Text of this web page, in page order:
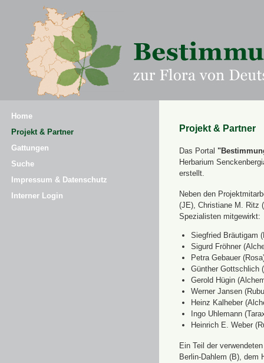
Home
Projekt & Partner
Gattungen
Suche
Impressum & Datenschutz
Interner Login
Projekt & Partner
Das Portal
Herbarium
erstellt.
Neben den
(JE), Christiane M. Ritz
Spezialisten mitgewirkt:
Siegfried Bräutigam
Sigurd Fröhner
Petra Gebauer
Günther Gottschlich
Gerold Hügin
Werner Jansen
Heinz Kalheber
Ingo Uhlemann
Heinrich E. Weber
Ein Teil der
Berlin-Dahlem (B), dem